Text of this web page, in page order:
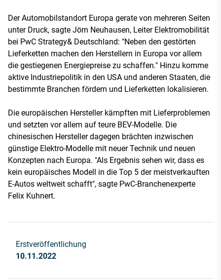
Der Automobilstandort Europa gerate von mehreren Seiten
unter Druck, sagte Jörn Neuhausen, Leiter Elektromobilität
bei PwC Strategy& Deutschland: "Neben den gestörten
Lieferketten machen den Herstellern in Europa vor allem
die gestiegenen Energiepreise zu schaffen." Hinzu komme
aktive Industriepolitik in den USA und anderen Staaten, die
bestimmte Branchen fördern und Lieferketten lokalisieren.
Die europäischen Hersteller kämpften mit Lieferproblemen
und setzten vor allem auf teure BEV-Modelle. Die
chinesischen Hersteller dagegen brächten inzwischen
günstige Elektro-Modelle mit neuer Technik und neuen
Konzepten nach Europa. "Als Ergebnis sehen wir, dass es
kein europäisches Modell in die Top 5 der meistverkauften
E-Autos weltweit schafft", sagte PwC-Branchenexperte
Felix Kuhnert.
Erstveröffentlichung
10.11.2022